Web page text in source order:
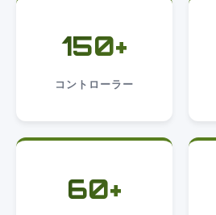
150+
コントローラー
60+